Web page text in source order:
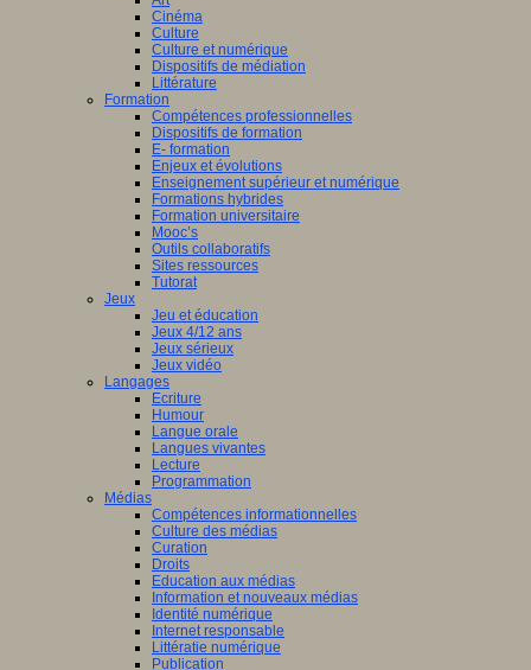
Cinéma
Culture
Culture et numérique
Dispositifs de médiation
Littérature
Formation
Compétences professionnelles
Dispositifs de formation
E- formation
Enjeux et évolutions
Enseignement supérieur et numérique
Formations hybrides
Formation universitaire
Mooc’s
Outils collaboratifs
Sites ressources
Tutorat
Jeux
Jeu et éducation
Jeux 4/12 ans
Jeux sérieux
Jeux vidéo
Langages
Ecriture
Humour
Langue orale
Langues vivantes
Lecture
Programmation
Médias
Compétences informationnelles
Culture des médias
Curation
Droits
Education aux médias
Information et nouveaux médias
Identité numérique
Internet responsable
Littératie numérique
Publication